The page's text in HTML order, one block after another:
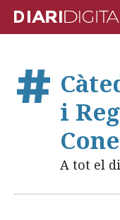
RECERCA
DOCÈNCIA
INSTITUCIÓ
i
A tot el